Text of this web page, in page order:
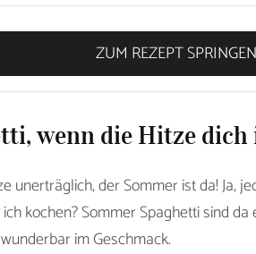
ZUM REZEPT SPRINGEN
wenn die Hitze
unerträglich, der Sommer ist da! Ja,
kochen? Sommer Spaghetti sind
im Geschmack.